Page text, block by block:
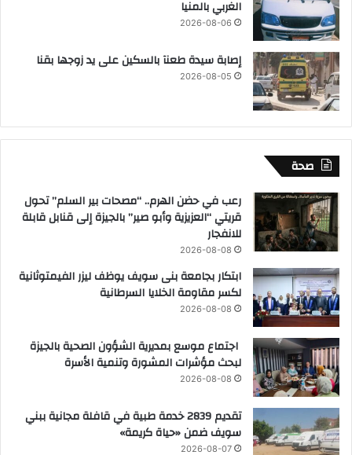
الغربي بالمنيا
2026-08-06
إصابة سيدة طعنآ بالسكين على يد زوجها بقنا
2026-08-05
صحة
رعب في حضن الهرم.. “مصحات بير السلم” تحول
قريتي “العزيزية وأبو صير” بالجيزة إلى قنابل قابلة
للانفجار
2026-08-08
ابتكار بجامعة بنى سويف يوظف ليزر الفيمتوثانية
لكسر مقاومة الخلايا السرطانية
2026-08-08
اجتماع موسع بمديرية الشؤون الصحية بالجيزة
لبحث مؤشرات المشورة وتنمية الأسرة
2026-08-08
تقديم 2839 خدمة طبية في قافلة مجانية ببني
سويف ضمن «حياة كريمة»
2026-08-07